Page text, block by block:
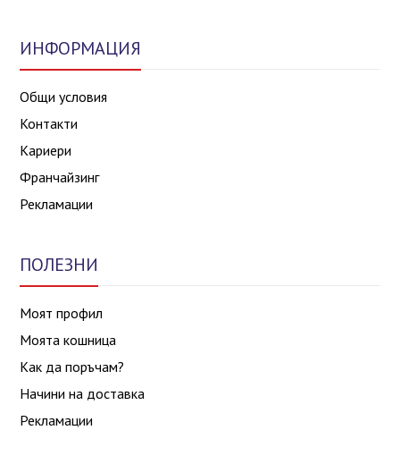
ИНФОРМАЦИЯ
Общи условия
Контакти
Кариери
Франчайзинг
Рекламации
ПОЛЕЗНИ
Моят профил
Моята кошница
Как да поръчам?
Начини на доставка
Рекламации